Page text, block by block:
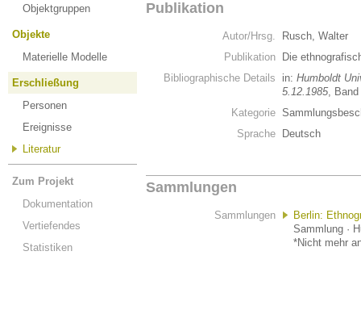
Objektgruppen
Objekte
Materielle Modelle
Erschließung
Personen
Ereignisse
Literatur
Zum Projekt
Dokumentation
Vertiefendes
Statistiken
Publikation
Autor/Hrsg.
Rusch, Walter
Publikation
Die
Bibliographische Details
in: Humboldt
5.12.1985, Band
Kategorie
Sprache
Deutsch
Sammlungen
Sammlungen
Berlin:
Sammlung ·
*Nicht mehr